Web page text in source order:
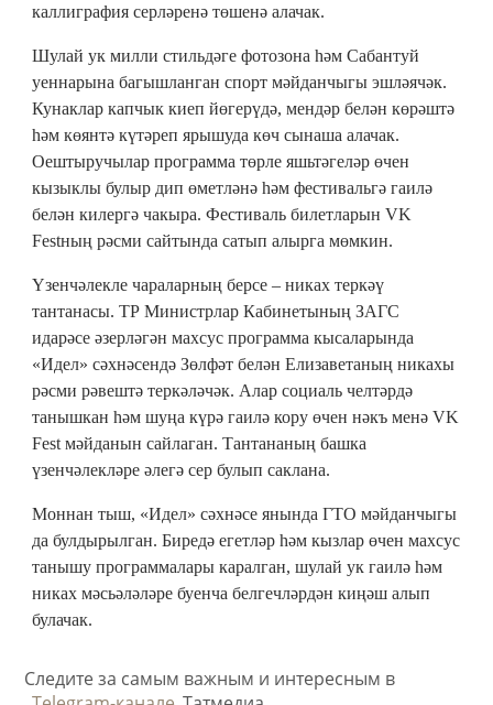
каллиграфия серләренә төшенә алачак.
Шулай ук милли стильдәге фотозона һәм Сабантуй
уеннарына багышланган спорт мәйданчыгы эшләячәк.
Кунаклар капчык киеп йөгерүдә, мендәр белән көрәштә
һәм көянтә күтәреп ярышуда көч сынаша алачак.
Оештыручылар программа төрле яшьтәгеләр өчен
кызыклы булыр дип өметләнә һәм фестивальгә гаилә
белән килергә чакыра. Фестиваль билетларын VK
Festның рәсми сайтында сатып алырга мөмкин.
Үзенчәлекле чараларның берсе – никах теркәү
тантанасы. ТР Министрлар Кабинетының ЗАГС
идарәсе әзерләгән махсус программа кысаларында
«Идел» сәхнәсендә Зөлфәт белән Елизаветаның никахы
рәсми рәвештә теркәләчәк. Алар социаль челтәрдә
танышкан һәм шуңа күрә гаилә кору өчен нәкъ менә VK
Fest мәйданын сайлаган. Тантананың башка
үзенчәлекләре әлегә сер булып саклана.
Моннан тыш, «Идел» сәхнәсе янында ГТО мәйданчыгы
да булдырылган. Биредә егетләр һәм кызлар өчен махсус
танышу программалары каралган, шулай ук гаилә һәм
никах мәсьәләләре буенча белгечләрдән киңәш алып
булачак.
Следите за самым важным и интересным в